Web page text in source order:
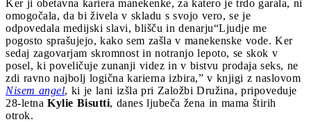
Ker ji obetavna kariera manekenke, za katero je trdo garala, ni
omogočala, da bi živela v skladu s svojo vero, se je
odpovedala medijski slavi, blišču in denarju“Ljudje me
pogosto sprašujejo, kako sem zašla v manekenske vode. Ker
sedaj zagovarjam skromnost in notranjo lepoto, se skok v
posel, ki poveličuje zunanji videz in v bistvu prodaja seks, ne
zdi ravno najbolj logična karierna izbira,” v knjigi z naslovom
Nisem angel, ki je lani izšla pri Založbi Družina, pripoveduje
28-letna Kylie Bisutti, danes ljubeča žena in mama štirih
otrok.